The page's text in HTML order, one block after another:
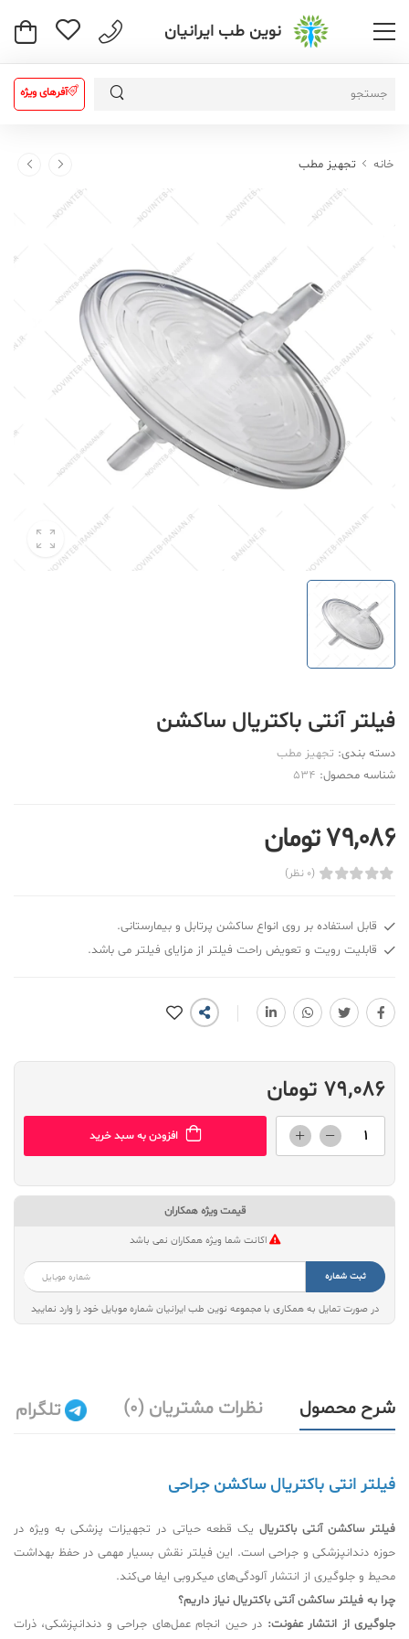
نوین طب ایرانیان
آفرهای ویژه
خانه تجهیز مطب
فیلتر آنتی باکتریال ساکشن
دسته بندی: تجهیز مطب
شناسه محصول: 534
79,086 تومان
(0 نظر)
قابل استفاده بر روی انواع ساکشن پرتابل و بیمارستانی.
قابلیت رویت و تعویض راحت فیلتر از مزایای فیلتر می باشد.
79,086 تومان
افزودن به سبد خرید
قیمت ویژه همکاران
اکانت شما ویژه همکاران نمی باشد
ثبت شماره
در صورت تمایل به همکاری با مجموعه نوین طب ایرانیان شماره موبایل خود را وارد نمایید
شرح محصول نظرات مشتریان (0) تلگرام
فیلتر انتی باکتریال ساکشن جراحی
فیلتر ساکشن آنتی باکتریال یک قطعه حیاتی در تجهیزات پزشکی به ویژه در
حوزه دندانپزشکی و جراحی است. این فیلتر نقش بسیار مهمی در حفظ بهداشت
محیط و جلوگیری از انتشار آلودگی‌های میکروبی ایفا می‌کند.
چرا به فیلتر ساکشن آنتی باکتریال نیاز داریم؟
جلوگیری از انتشار عفونت: در حین انجام عمل‌های جراحی و دندانپزشکی، ذرات